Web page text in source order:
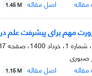
اصل مقاله 1.45 M
مهم برای پیشرفت علم در
46
صبوری
اصل مقاله 1.15 M